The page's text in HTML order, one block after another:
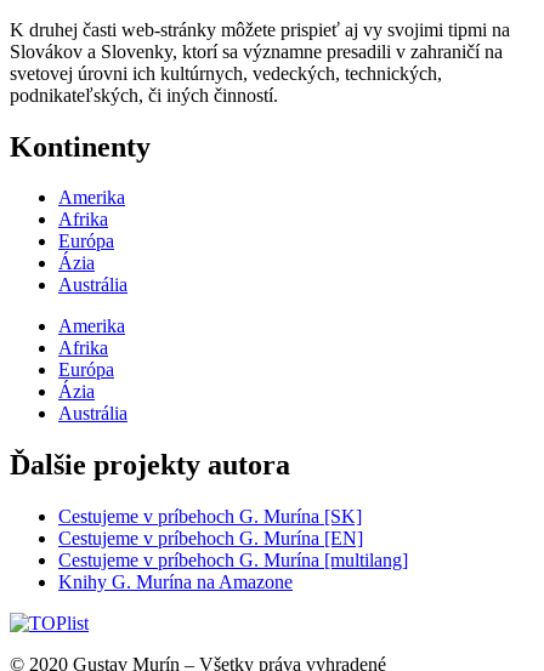
K druhej časti web-stránky môžete prispieť aj vy svojimi tipmi na
Slovákov a Slovenky, ktorí sa významne presadili v zahraničí na
svetovej úrovni ich kultúrnych, vedeckých, technických,
podnikateľských, či iných činností.
Kontinenty
Amerika
Afrika
Európa
Ázia
Austrália
Amerika
Afrika
Európa
Ázia
Austrália
Ďalšie projekty autora
Cestujeme v príbehoch G. Murína [SK]
Cestujeme v príbehoch G. Murína [EN]
Cestujeme v príbehoch G. Murína [multilang]
Knihy G. Murína na Amazone
© 2020 Gustav Murín – Všetky práva vyhradené